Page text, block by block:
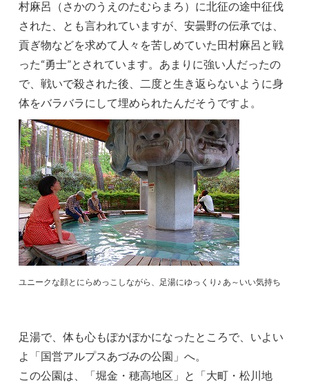
村麻呂（さかのうえのたむらまろ）に北征の途中征伐
された、とも言われていますが、安曇野の伝承では、
貢ぎ物などを求めて人々を苦しめていた田村麻呂と戦
った“勇士”とされています。あまりに強い人だったの
で、戦いで殺された後、二度と生き返らないように身
体をバラバラにして埋められたんだそうですよ。
ユニークな顔とにらめっこしながら、足湯にゆっくり♪ あ～いい気持ち
足湯で、体も心もぽかぽかになったところで、いよい
よ「国営アルプスあづみの公園」へ。
この公園は、「堀金・穂高地区」と「大町・松川地